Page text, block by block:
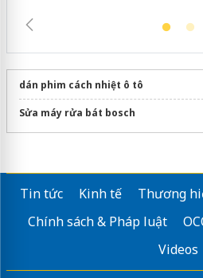
dán phim cách nhiệt ô tô
Sửa máy rửa bát bosch
Tin tức Kinh tế Thương
Chính sách & Pháp luật
Videos